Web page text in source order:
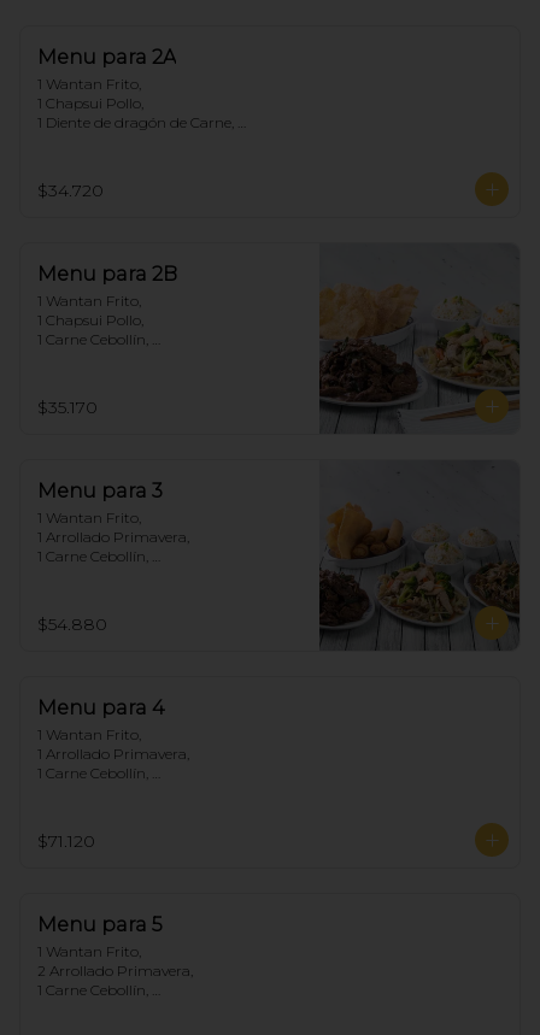
Menu para 2A
1 Wantan Frito,
1 Chapsui Pollo,
1 Diente de dragón de Carne,
$34.720
Menu para 2B
1 Wantan Frito,
1 Chapsui Pollo,
1 Carne Cebollín,
$35.170
Menu para 3
1 Wantan Frito,
1 Arrollado Primavera,
1 Carne Cebollín,
3 Arroz Chaufan
$54.880
Menu para 4
1 Wantan Frito,
1 Arrollado Primavera,
1 Carne Cebollín,
1 Pollo Cebollín,
4 Arroz Chaufan
$71.120
Menu para 5
1 Wantan Frito,
2 Arrollado Primavera,
1 Carne Cebollín,